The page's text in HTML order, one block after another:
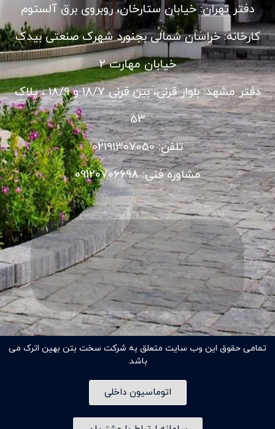
دفتر تهران: خیابان ستارخان، روبروی برق آلستوم
کارخانه: خراسان شمالی بجنورد شهرک صنعتی بیدک
خیابان مهارت 2
دفتر مشهد: بلوار قرنی، بین قرنی 18/7 و 18/9 ، پلاک
53
تلفن: 02191307050
مشاوره فنی: 09120706698
تمامی حقوق این وب سایت متعلق به شرکت سخت بتن بهین اترک می
باشد.
اتوماسیون داخلی